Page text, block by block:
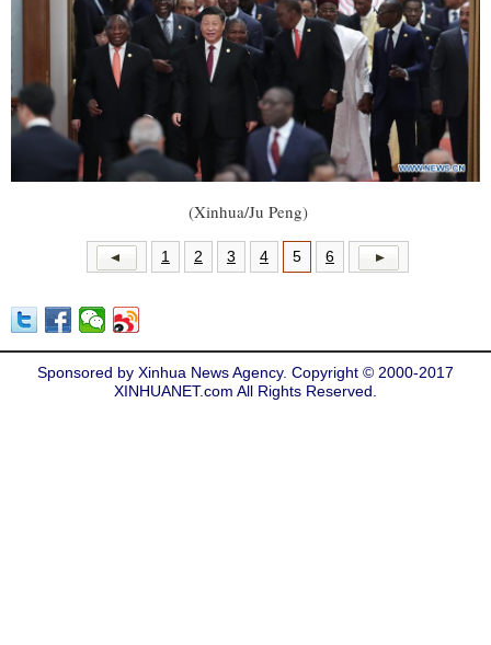
(Xinhua/Ju Peng)
1 2 3 4 5 6
Sponsored by Xinhua News Agency. Copyright © 2000-2017
XINHUANET.com All Rights Reserved.